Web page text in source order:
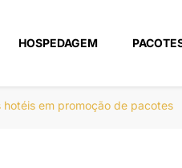
HOSPEDAGEM
hotéis em promoção de pacotes